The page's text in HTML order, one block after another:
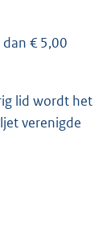
€ 5,00
lid wordt het
verenigde